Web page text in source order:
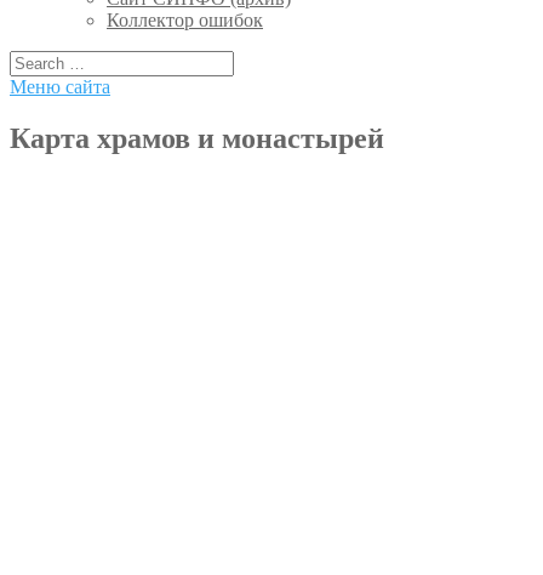
Коллектор ошибок
Меню сайта
Карта храмов и монастырей